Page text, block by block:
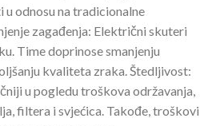
odnosu na tradicionalne
zagađenja: Električni skuteri
Time doprinose smanjenju
kvaliteta zraka. Štedljivost:
u pogledu troškova održavanja,
filtera i svjećica. Takođe, troškovi